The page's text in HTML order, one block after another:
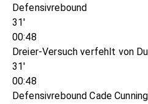
Defensivrebound
31'
00:48
Dreier-Versuch verfehlt von
31'
00:48
Defensivrebound Cade